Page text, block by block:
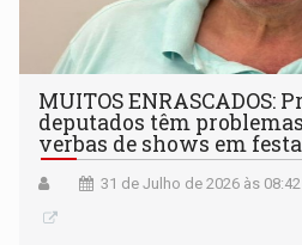
MUITOS ENRASCADOS:
deputados têm
verbas de shows em
31 de Julho de 2026 às 08:42